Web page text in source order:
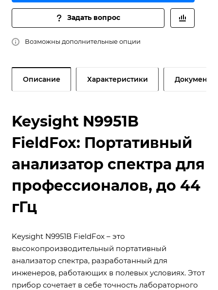
Задать вопрос
Возможны дополнительные опции
Описание Характеристики Документы
Keysight N9951B
FieldFox: Портативный
анализатор спектра для
профессионалов, до 44
гГц
Keysight N9951B FieldFox – это
высокопроизводительный портативный
анализатор спектра, разработанный для
инженеров, работающих в полевых условиях. Этот
прибор сочетает в себе точность лабораторного